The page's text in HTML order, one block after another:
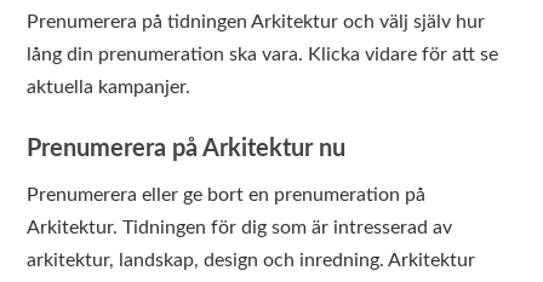
Prenumerera på tidningen Arkitektur och välj själv hur
lång din prenumeration ska vara. Klicka vidare för att se
aktuella kampanjer.
Prenumerera på Arkitektur nu
Prenumerera eller ge bort en prenumeration på
Arkitektur. Tidningen för dig som är intresserad av
arkitektur, landskap, design och inredning. Arkitektur